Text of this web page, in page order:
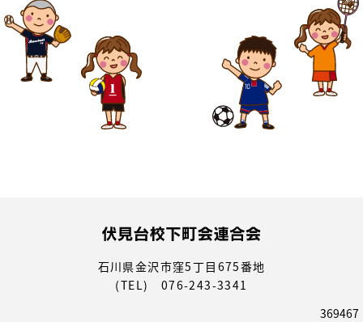
石川県金沢市窪5丁目675番地
(TEL) 076-243-3341
369467